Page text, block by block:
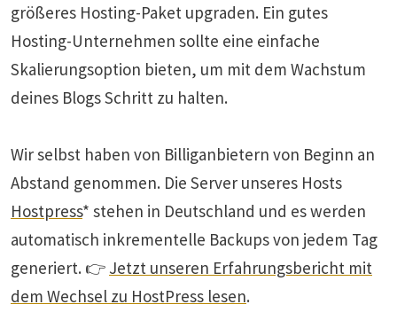
größeres Hosting-Paket upgraden. Ein gutes
Hosting-Unternehmen sollte eine einfache
Skalierungsoption bieten, um mit dem Wachstum
deines Blogs Schritt zu halten.
Wir selbst haben von Billiganbietern von Beginn an
Abstand genommen. Die Server unseres Hosts
Hostpress* stehen in Deutschland und es werden
automatisch inkrementelle Backups von jedem Tag
generiert. 👉 Jetzt unseren Erfahrungsbericht mit
dem Wechsel zu HostPress lesen.